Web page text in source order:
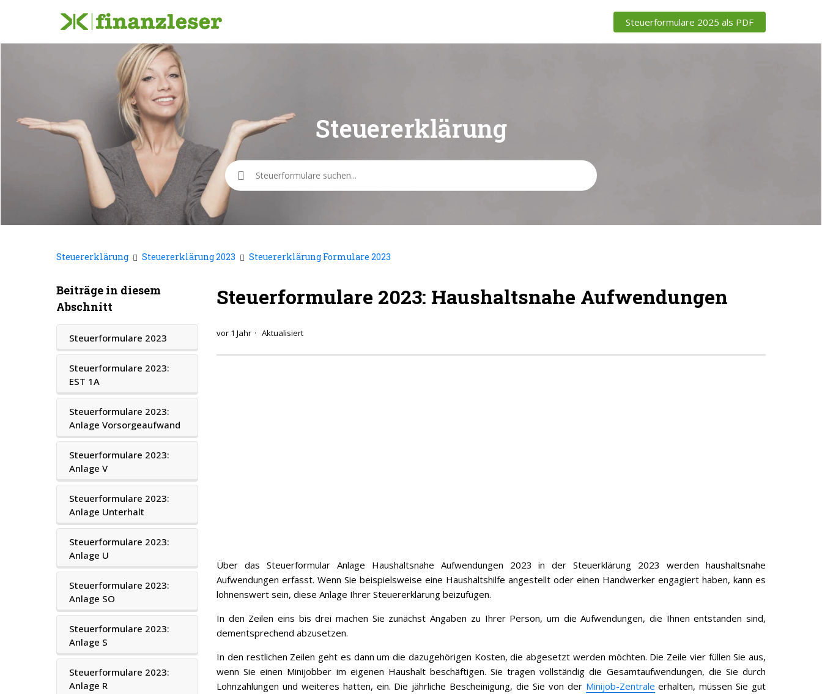
Steuerformulare 2025 als PDF
Steuererklärung
Suche
Steuererklärung Steuererklärung 2023 Steuererklärung Formulare 2023
Beiträge in diesem
Abschnitt
Steuerformulare 2023
Steuerformulare 2023:
EST 1A
Steuerformulare 2023:
Anlage Vorsorgeaufwand
Steuerformulare 2023:
Anlage V
Steuerformulare 2023:
Anlage Unterhalt
Steuerformulare 2023:
Anlage U
Steuerformulare 2023:
Anlage SO
Steuerformulare 2023:
Anlage S
Steuerformulare 2023:
Anlage R
Steuerformulare 2023: Haushaltsnahe Aufwendungen
vor 1 Jahr Aktualisiert
Über das Steuerformular Anlage Haushaltsnahe Aufwendungen 2023 in der Steuerklärung 2023 werden haushaltsnahe
Aufwendungen erfasst. Wenn Sie beispielsweise eine Haushaltshilfe angestellt oder einen Handwerker engagiert haben, kann es
lohnenswert sein, diese Anlage Ihrer Steuererklärung beizufügen.
In den Zeilen eins bis drei machen Sie zunächst Angaben zu Ihrer Person, um die Aufwendungen, die Ihnen entstanden sind,
dementsprechend abzusetzen.
In den restlichen Zeilen geht es dann um die dazugehörigen Kosten, die abgesetzt werden möchten. Die Zeile vier füllen Sie aus,
wenn Sie einen Minijobber im eigenen Haushalt beschäftigen. Sie tragen vollständig die Gesamtaufwendungen, die Sie durch
Lohnzahlungen und weiteres hatten, ein. Die jährliche Bescheinigung, die Sie von der Minijob-Zentrale erhalten, müssen Sie gut